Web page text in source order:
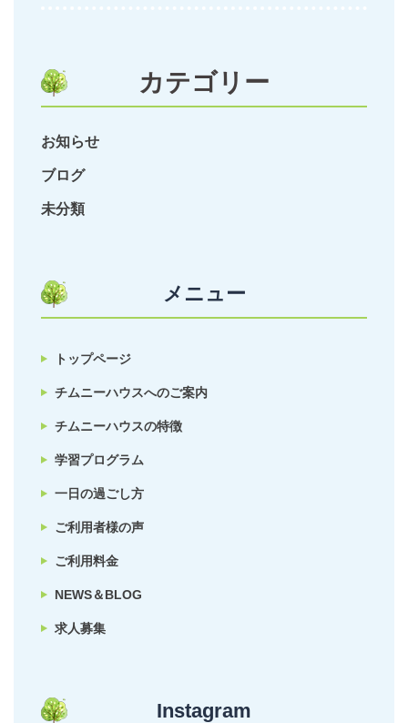
カテゴリー
お知らせ
ブログ
未分類
メニュー
トップページ
チムニーハウスへのご案内
チムニーハウスの特徴
学習プログラム
一日の過ごし方
ご利用者様の声
ご利用料金
NEWS＆BLOG
求人募集
Instagram